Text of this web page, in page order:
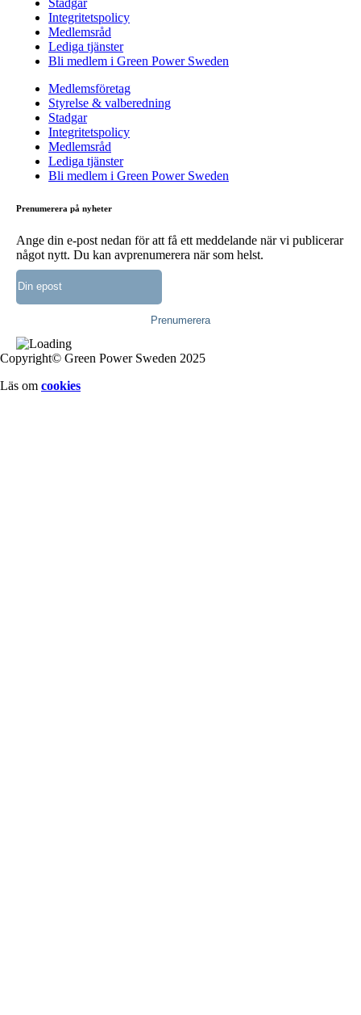
Stadgar
Integritetspolicy
Medlemsråd
Lediga tjänster
Bli medlem i Green Power Sweden
Medlemsföretag
Styrelse & valberedning
Stadgar
Integritetspolicy
Medlemsråd
Lediga tjänster
Bli medlem i Green Power Sweden
Prenumerera på nyheter
Ange din e-post nedan för att få ett meddelande när vi publicerar
något nytt. Du kan avprenumerera när som helst.
Copyright© Green Power Sweden 2025
Läs om cookies